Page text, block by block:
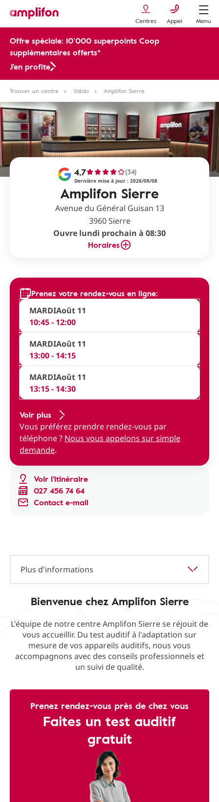
Centres Appel Menu
Offre spéciale: 10’000 superpoints Coop
supplémentaires offerts*
J'en profite
Trouver un centre Valais Amplifon Sierre
Amplifon Sierre
4,7 (34)
Dernière mise à jour : 2026/08/08
Avenue du Général Guisan 13
3960 Sierre
Ouvre lundi prochain à 08:30
Horaires
Voir l'itinéraire
027 456 74 64
Contact e-mail
Prenez votre rendez-vous en ligne:
MARDIAoût 11
10:45 - 12:00
MARDIAoût 11
13:00 - 14:15
MARDIAoût 11
13:15 - 14:30
Voir plus
Vous préférez prendre rendez-vous par
téléphone ? Nous vous appelons sur simple
demande.
Plus d'informations
Bienvenue chez Amplifon Sierre
L'équipe de notre centre Amplifon Sierre se réjouit de
vous accueillir. Du test auditif à l'adaptation sur
mesure de vos appareils auditifs, nous vous
accompagnons avec des conseils professionnels et
un suivi de qualité.
Prenez rendez-vous près de chez vous
Faites un test auditif
gratuit